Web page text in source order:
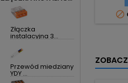
Złączka
instalacyjna 3...
Przewód miedziany
YDY ...
